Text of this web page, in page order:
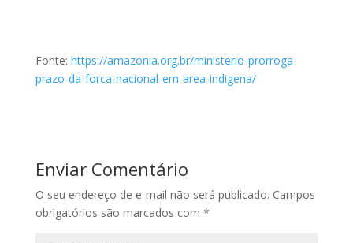
Fonte: https://amazonia.org.br/ministerio-prorroga-
prazo-da-forca-nacional-em-area-indigena/
Enviar Comentário
O seu endereço de e-mail não será publicado. Campos
obrigatórios são marcados com *